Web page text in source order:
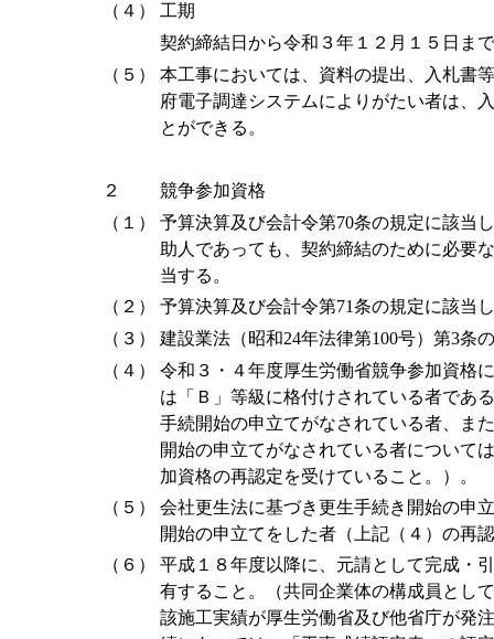
（４）
工期
契約締結日から令和３年１２月１５日まで
（５）
本工事においては、資料の提出、入札書
府電子調達システムによりがたい者は、
とができる。
２
競争参加資格
（１）
予算決算及び会計令第70条の規定に該当
助人であっても、契約締結のために必要
当する。
（２）
予算決算及び会計令第71条の規定に該当
（３）
建設業法（昭和24年法律第100号）第3条
（４）
令和３・４年度厚生労働省競争参加資格
は「Ｂ」等級に格付けされている者であ
手続開始の申立てがなされている者、ま
開始の申立てがなされている者について
加資格の再認定を受けていること。）。
（５）
会社更生法に基づき更生手続き開始の申
開始の申立てをした者（上記（４）の再
（６）
平成１８年度以降に、元請として完成・
有すること。（共同企業体の構成員とし
該施工実績が厚生労働省及び他省庁が発